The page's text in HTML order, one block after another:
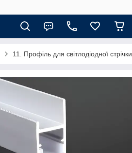
11. Профіль для світлодіодної стрічки